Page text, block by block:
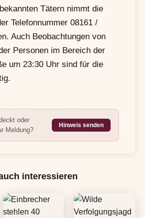
Tätern nimmt die
Telefonnummer 08161 /
Auch Beobachtungen von
Personen im Bereich der
um 23:30 Uhr sind für die
oder
Meldung?
Hinweis senden
interessieren